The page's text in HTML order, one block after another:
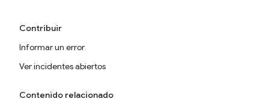
Contribuir
Informar un error
Ver incidentes abiertos
Contenido relacionado